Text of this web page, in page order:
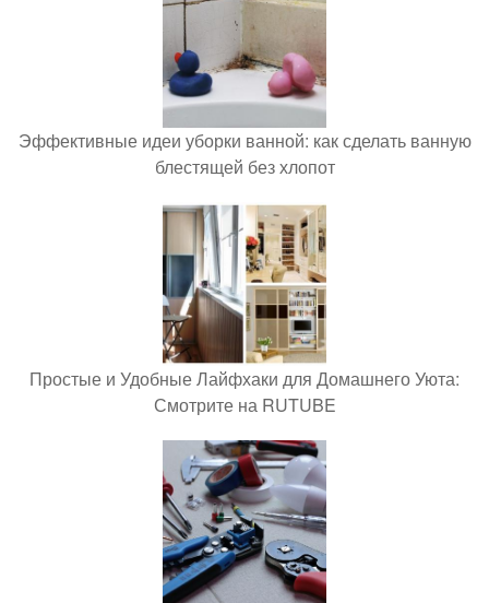
Эффективные идеи уборки ванной: как сделать ванную
блестящей без хлопот
Простые и Удобные Лайфхаки для Домашнего Уюта:
Смотрите на RUTUBE